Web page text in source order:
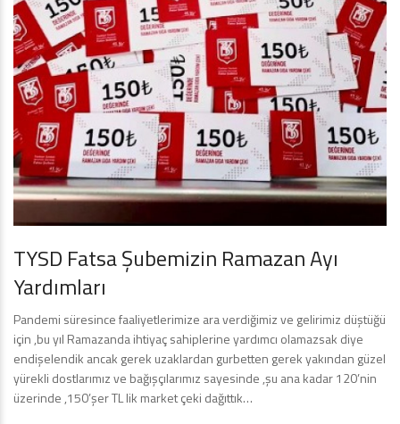
TYSD Fatsa Şubemizin Ramazan Ayı
Yardımları
Pandemi süresince faaliyetlerimize ara verdiğimiz ve gelirimiz düştüğü
için ,bu yıl Ramazanda ihtiyaç sahiplerine yardımcı olamazsak diye
endişelendik ancak gerek uzaklardan gurbetten gerek yakından güzel
yürekli dostlarımız ve bağışçılarımız sayesinde ,şu ana kadar 120’nin
üzerinde ,150’şer TL lik market çeki dağıttık…